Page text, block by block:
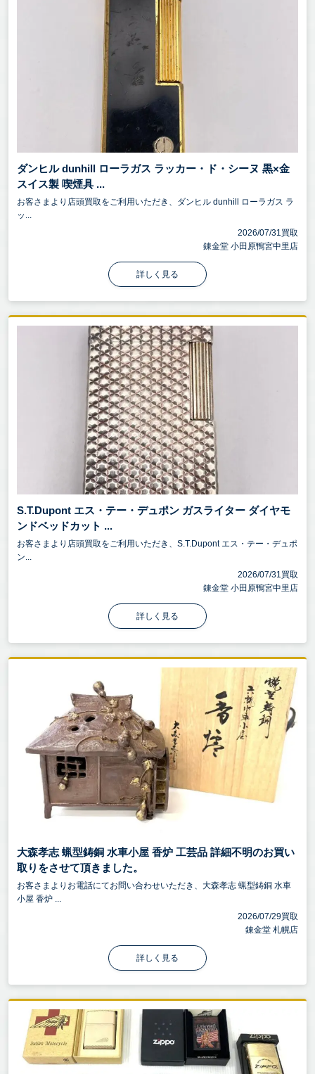
ダンヒル dunhill ローラガス ラッカー・ド・シーヌ 黒×金
スイス製 喫煙具 ...
お客さまより店頭買取をご利用いただき、ダンヒル dunhill ローラガス ラ
ッ...
2026/07/31買取
錬金堂 小田原鴨宮中里店
詳しく見る
S.T.Dupont エス・テー・デュポン ガスライター ダイヤモ
ンドベッドカット ...
お客さまより店頭買取をご利用いただき、S.T.Dupont エス・テー・デュポ
ン...
2026/07/31買取
錬金堂 小田原鴨宮中里店
詳しく見る
大森孝志 蝋型鋳銅 水車小屋 香炉 工芸品 詳細不明のお買い
取りをさせて頂きました。
お客さまよりお電話にてお問い合わせいただき、大森孝志 蝋型鋳銅 水車
小屋 香炉 ...
2026/07/29買取
錬金堂 札幌店
詳しく見る